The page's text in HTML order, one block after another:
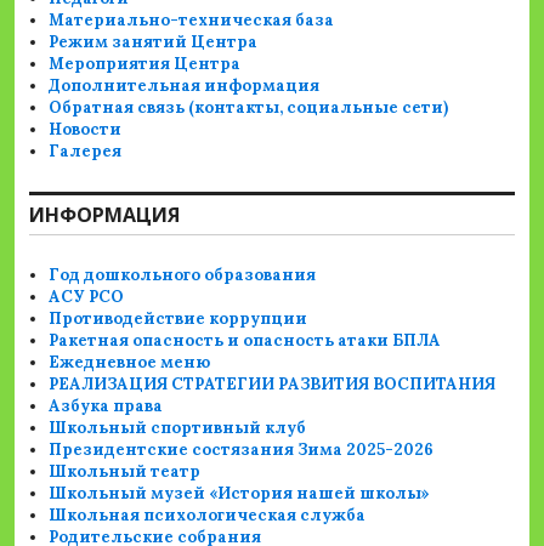
Материально-техническая база
Режим занятий Центра
Мероприятия Центра
Дополнительная информация
Обратная связь (контакты, социальные сети)
Новости
Галерея
ИНФОРМАЦИЯ
Год дошкольного образования
АСУ РСО
Противодействие коррупции
Ракетная опасность и опасность атаки БПЛА
Ежедневное меню
РЕАЛИЗАЦИЯ СТРАТЕГИИ РАЗВИТИЯ ВОСПИТАНИЯ
Азбука права
Школьный спортивный клуб
Президентские состязания Зима 2025-2026
Школьный театр
Школьный музей «История нашей школы»
Школьная психологическая служба
Родительские собрания